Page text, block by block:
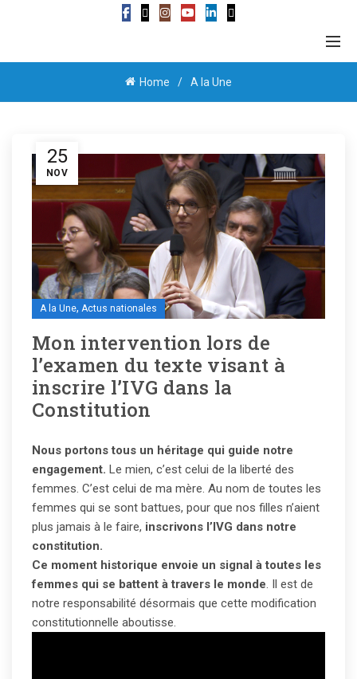
Home A la Une
25
NOV
A la Une, Actus nationales
Mon intervention lors de
l’examen du texte visant à
inscrire l’IVG dans la
Constitution
Nous portons tous un héritage qui guide notre
engagement. Le mien, c’est celui de la liberté des
femmes. C’est celui de ma mère. Au nom de toutes les
femmes qui se sont battues, pour que nos filles n’aient
plus jamais à le faire, inscrivons l’IVG dans notre
constitution.
Ce moment historique envoie un signal à toutes les
femmes qui se battent à travers le monde. Il est de
notre responsabilité désormais que cette modification
constitutionnelle aboutisse.